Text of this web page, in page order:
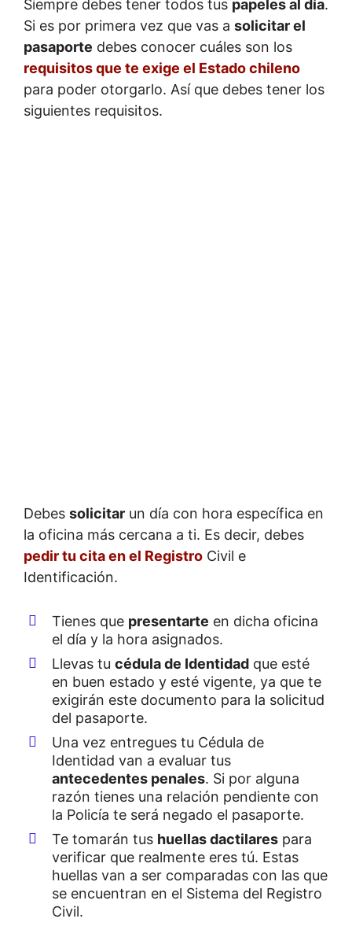
Siempre debes tener todos tus papeles al día.
Si es por primera vez que vas a solicitar el
pasaporte debes conocer cuáles son los
requisitos que te exige el Estado chileno
para poder otorgarlo. Así que debes tener los
siguientes requisitos.
Debes solicitar un día con hora específica en
la oficina más cercana a ti. Es decir, debes
pedir tu cita en el Registro Civil e
Identificación.
Tienes que presentarte en dicha oficina
el día y la hora asignados.
Llevas tu cédula de Identidad que esté
en buen estado y esté vigente, ya que te
exigirán este documento para la solicitud
del pasaporte.
Una vez entregues tu Cédula de
Identidad van a evaluar tus
antecedentes penales. Si por alguna
razón tienes una relación pendiente con
la Policía te será negado el pasaporte.
Te tomarán tus huellas dactilares para
verificar que realmente eres tú. Estas
huellas van a ser comparadas con las que
se encuentran en el Sistema del Registro
Civil.